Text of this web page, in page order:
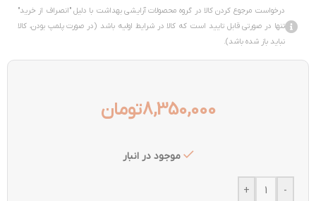
درخواست مرجوع کردن کالا در گروه محصولات آرایشی بهداشت با دلیل "انصراف از خرید"
تنها در صورتی قابل تایید است که کالا در شرایط اولیه باشد (در صورت پلمپ بودن، کالا
نباید باز شده باشد).
8,350,000تومان
موجود در انبار
-
+